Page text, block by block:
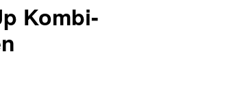
Kombi-